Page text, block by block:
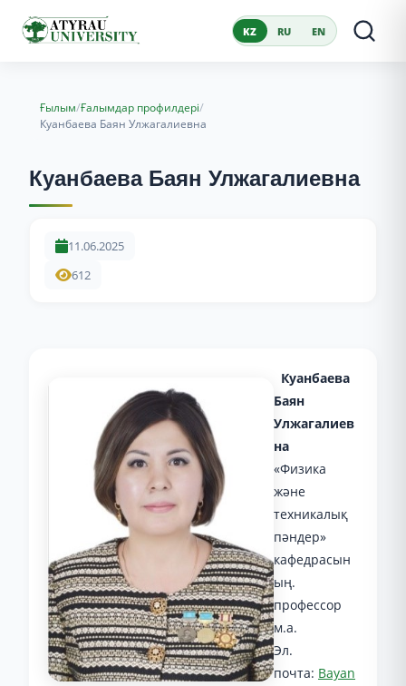
KZ RU EN
Ғылым/Ғалымдар профилдері/
Куанбаева Баян Улжагалиевна
Куанбаева Баян Улжагалиевна
11.06.2025
612
Куанбаева
Баян
Улжагалиев
на
«Физика
және
техникалық
пәндер»
кафедрасын
ың.
профессор
м.а.
Эл.
почта: Bayan